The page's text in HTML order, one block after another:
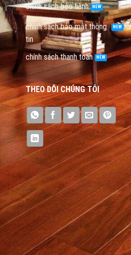
chính sách bảo hành
chính sách bảo mật thông
tin
chính sách thanh toán
THEO DÕI CHÚNG TÔI